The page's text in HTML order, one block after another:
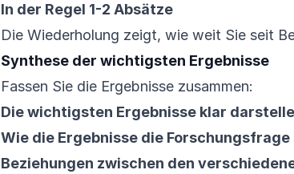
In der Regel 1-2 Absätze
Die Wiederholung zeigt, wie weit Sie seit
Synthese der wichtigsten Ergebnisse
Fassen Sie die Ergebnisse zusammen:
Die wichtigsten Ergebnisse klar
Wie die Ergebnisse die
Beziehungen zwischen den